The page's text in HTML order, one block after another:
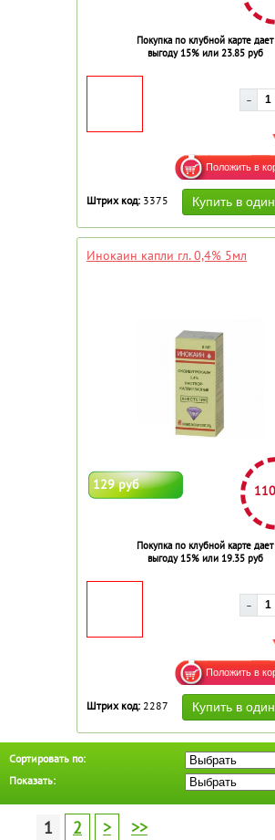
Покупка по клубной карте дает
выгоду 15% или 23.85 руб
Штрих код: 3375
Инокаин капли гл. 0,4% 5мл
129 руб
Покупка по клубной карте дает
выгоду 15% или 19.35 руб
Штрих код: 2287
Сортировать по:
Показать:
1 2 > >>